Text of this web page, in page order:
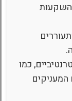
כמו